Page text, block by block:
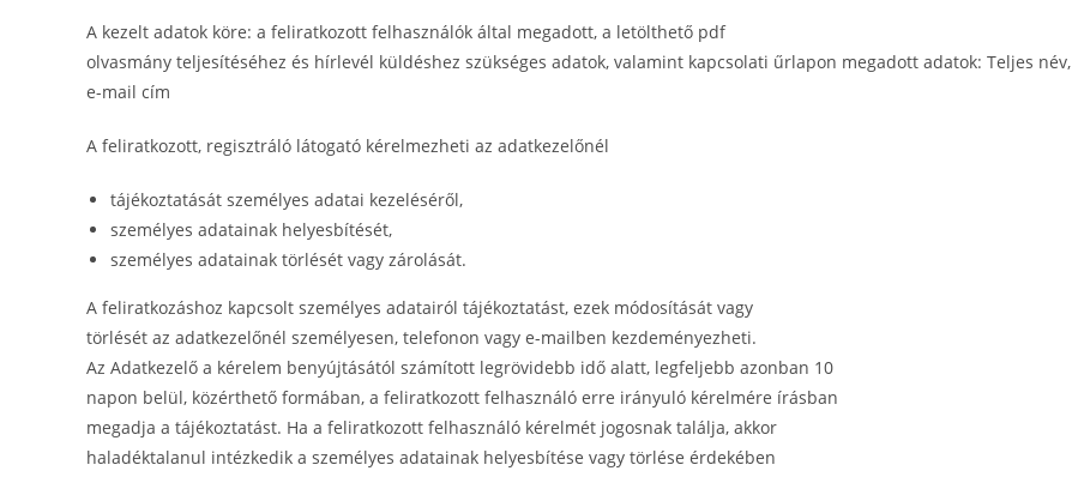
A kezelt adatok köre: a feliratkozott felhasználók által megadott, a letölthető pdf
olvasmány teljesítéséhez és hírlevél küldéshez szükséges adatok, valamint kapcsolati űrlapon megadott adatok: Teljes név,
e-mail cím
A feliratkozott, regisztráló látogató kérelmezheti az adatkezelőnél
tájékoztatását személyes adatai kezeléséről,
személyes adatainak helyesbítését,
személyes adatainak törlését vagy zárolását.
A feliratkozáshoz kapcsolt személyes adatairól tájékoztatást, ezek módosítását vagy
törlését az adatkezelőnél személyesen, telefonon vagy e-mailben kezdeményezheti.
Az Adatkezelő a kérelem benyújtásától számított legrövidebb idő alatt, legfeljebb azonban 10
napon belül, közérthető formában, a feliratkozott felhasználó erre irányuló kérelmére írásban
megadja a tájékoztatást. Ha a feliratkozott felhasználó kérelmét jogosnak találja, akkor
haladéktalanul intézkedik a személyes adatainak helyesbítése vagy törlése érdekében